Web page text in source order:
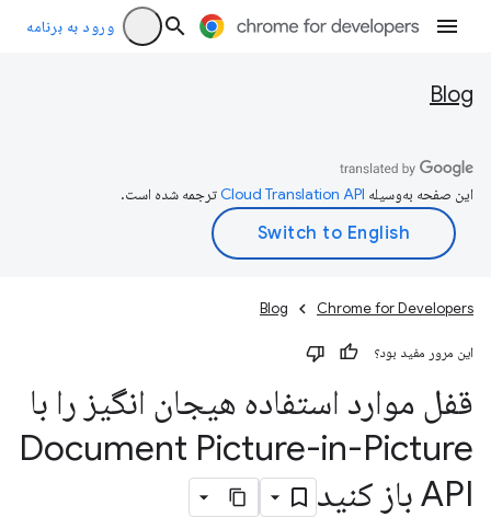
ورود به برنامه
Blog
این صفحه به‌وسیله ترجمه شده است.
Chrome for Developers
Blog
این مرور مفید بود؟
قفل موارد استفاده هیجان انگیز را با
Document Picture-in-Picture
API باز کنید